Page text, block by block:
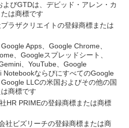
よびGTDは、デビッド・アレン・カ
は商標です
ラザクリエイトの登録商標または
Apps、Google Chrome、
、Googleスプレッドシート、
、YouTube、Google
NotebookならびにすべてのGoogle
LLCの米国およびその他の国
商標です
HR PRIMEの登録商標または商標
社ビズリーチの登録商標または商